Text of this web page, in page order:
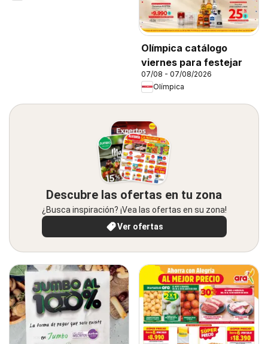
Olímpica catálogo
viernes para festejar
07/08 - 07/08/2026
Olímpica
Descubre las ofertas en tu zona
¿Busca inspiración? ¡Vea las ofertas en su zona!
Ver ofertas